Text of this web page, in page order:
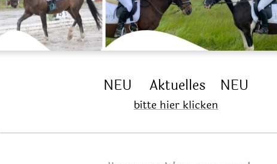
NEU Aktuelles NEU
bitte hier klicken